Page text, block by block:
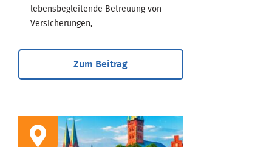
lebensbegleitende Betreuung von
Versicherungen, ...
Zum Beitrag